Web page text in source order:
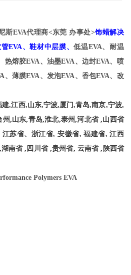
斯EVA代理商<东莞 办事处>饰蜡解决
EVA、鞋材中层膜、低温EVA、耐温
热熔胶EVA、油墨EVA、边封EVA、喷
、薄膜EVA、发泡EVA、香包EVA、改
建,江西,山东,宁波,厦门,青岛,南京,宁波,
州,山东,青岛,淮北,泰州,河北省 ,山西省
江苏省、浙江省, 安徽省, 福建省, 江西
,湖南省 , 四川省 ,贵州省, 云南省 , 陕西省
Polymers EVA